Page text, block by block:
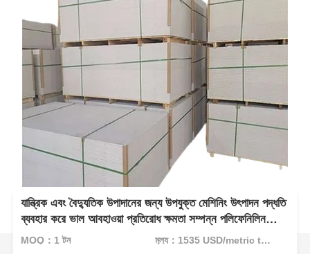
যান্ত্রিক এবং বৈদ্যুতিক উপাদানের জন্য উপযুক্ত মেশিনিং উৎপাদন পদ্ধতি
ব্যবহার করে ভাল আবহাওয়া প্রতিরোধ ক্ষমতা সম্পন্ন পলিফেনিলিন
সালফাইড বোর্ড
MOQ：1 টন মূল্য：1535 USD/metric ton (current price)